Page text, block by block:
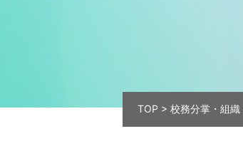
TOP >校務分掌・組織